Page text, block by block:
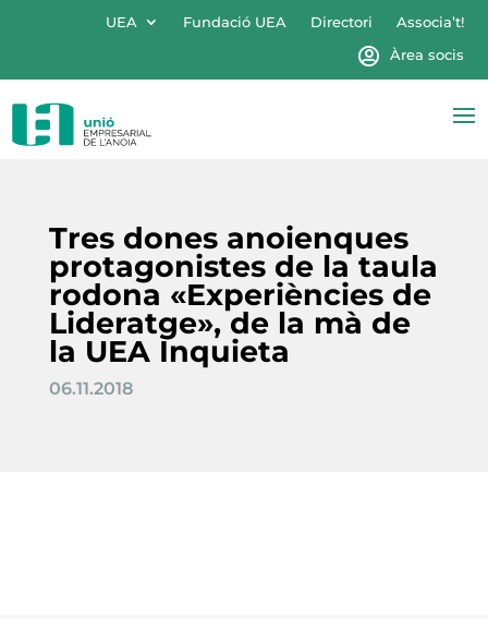
UEA Fundació UEA Directori
Associa’t!
Àrea socis
Tres dones anoienques
protagonistes de la taula
rodona «Experiències de
Lideratge», de la mà de
la UEA Inquieta
06.11.2018